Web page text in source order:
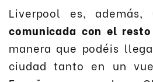
Liverpool es, además,
comunicada con el
manera que podéis
ciudad tanto en un